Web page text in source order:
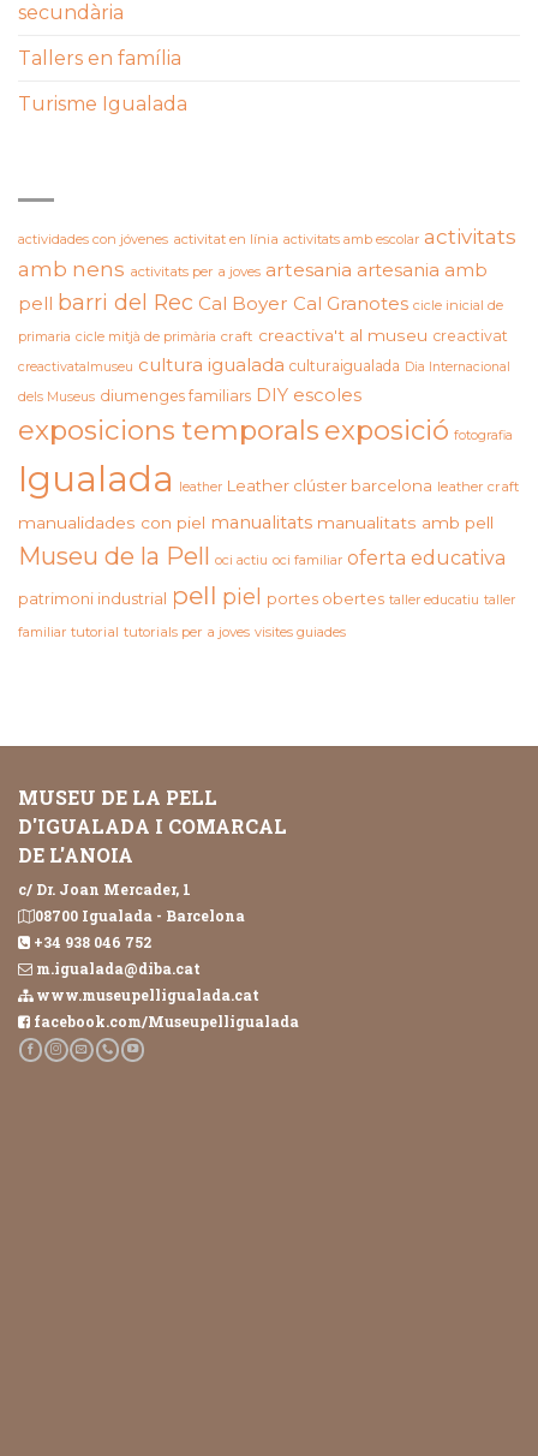
secundària
Tallers en família
Turisme Igualada
actividades con jóvenes activitat en línia activitats amb escolar activitats
amb nens activitats per a joves artesania artesania amb
pell barri del Rec Cal Boyer Cal Granotes cicle inicial de
primaria cicle mitjà de primària craft creactiva't al museu creactivat
creactivatalmuseu cultura igualada culturaigualada Dia Internacional
dels Museus diumenges familiars DIY escoles
exposicions temporals exposició fotografia
Igualada leather Leather clúster barcelona leather craft
manualidades con piel manualitats manualitats amb pell
Museu de la Pell oci actiu oci familiar oferta educativa
patrimoni industrial pell piel portes obertes taller educatiu taller
familiar tutorial tutorials per a joves visites guiades
MUSEU DE LA PELL
D'IGUALADA I COMARCAL
DE L'ANOIA
c/ Dr. Joan Mercader, 1
08700 Igualada - Barcelona
+34 938 046 752
m.igualada@diba.cat
www.museupelligualada.cat
facebook.com/Museupelligualada